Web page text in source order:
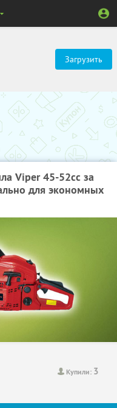
Загрузить
Viper 45-52сс за
для экономных
Купили: 3